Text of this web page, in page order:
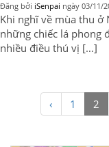
Đăng bởi iSenpai ngày 03/11/
Khi nghĩ về mùa thu
những chiếc lá phong
nhiều điều thú vị […]
‹ 1 2